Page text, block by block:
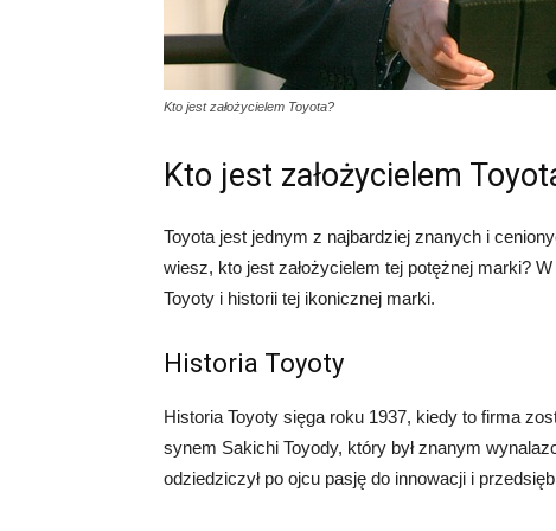
Kto jest założycielem Toyota?
Kto jest założycielem
Toyota jest jednym z najbardziej znanych i
wiesz, kto jest założycielem tej potężnej marki?
Toyoty i historii tej ikonicznej marki.
Historia Toyoty
Historia Toyoty sięga roku 1937, kiedy to firma
synem Sakichi Toyody, który był znanym
odziedziczył po ojcu pasję do innowacji i